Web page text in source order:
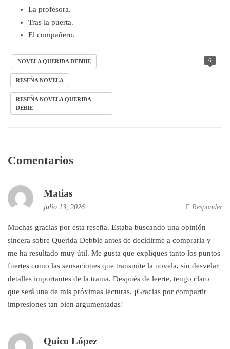
La profesora.
Tras la puerta.
El compañero.
6
NOVELA QUERIDA DEBBIE
RESEÑA NOVELA
RESEÑA NOVELA QUERIDA
DEBIE
Comentarios
Matias
julio 13, 2026 Responder
Muchas gracias por esta reseña. Estaba buscando una opinión
sincera sobre Querida Debbie antes de decidirme a comprarla y
me ha resultado muy útil. Me gusta que expliques tanto los puntos
fuertes como las sensaciones que transmite la novela, sin desvelar
detalles importantes de la trama. Después de leerte, tengo claro
que será una de mis próximas lecturas. ¡Gracias por compartir
impresiones tan bien argumentadas!
Quico López